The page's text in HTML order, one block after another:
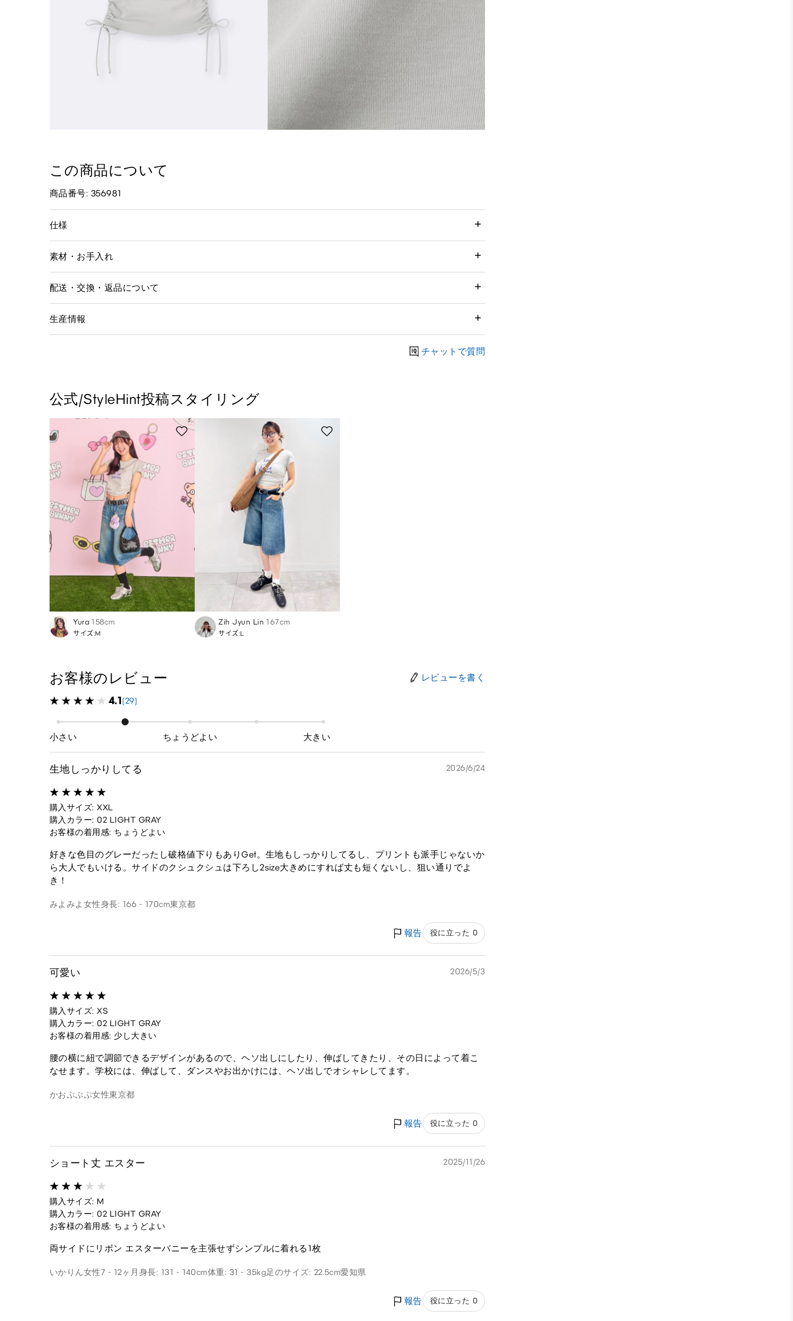
この商品について
商品番号: 356981
仕様
素材・お手入れ
配送・交換・返品について
生産情報
チャットで質問
公式/StyleHint投稿スタイリング
Yura 158cm
サイズ:M
Zih Jyun Lin 167cm
サイズ:L
お客様のレビュー レビューを書く
4.1(29)
小さい ちょうどよい 大きい
生地しっかりしてる 2026/6/24
購入サイズ: XXL
購入カラー: 02 LIGHT GRAY
お客様の着用感: ちょうどよい
好きな色目のグレーだったし破格値下りもありGet。生地もしっかりしてるし、プリントも派手じゃないか
ら大人でもいける。サイドのクシュクシュは下ろし2size大きめにすれば丈も短くないし、狙い通りでよ
き！
みよみよ 女性身長: 166 - 170cm東京都
報告 役に立った 0
可愛い 2026/5/3
購入サイズ: XS
購入カラー: 02 LIGHT GRAY
お客様の着用感: 少し大きい
腰の横に紐で調節できるデザインがあるので、ヘソ出しにしたり、伸ばしてきたり、その日によって着こ
なせます。学校には、伸ばして、ダンスやお出かけには、ヘソ出しでオシャレしてます。
かおぷぷぷ女性東京都
報告 役に立った 0
ショート丈 エスター 2025/11/26
購入サイズ: M
購入カラー: 02 LIGHT GRAY
お客様の着用感: ちょうどよい
両サイドにリボン エスターバニーを主張せずシンプルに着れる1枚
いかりん女性7 - 12ヶ月 身長: 131 - 140cm体重: 31 - 35kg足のサイズ: 22.5cm愛知県
報告 役に立った 0